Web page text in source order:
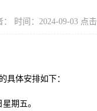
： 时间：2024-09-03 点击
具体安排如下：
期五。